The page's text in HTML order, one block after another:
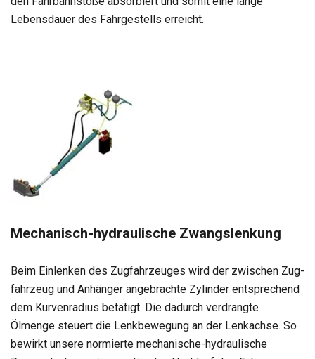
Lebens­dauer des Fahr­ge­stells erreicht.
Mecha­nisch-hydrau­li­sche Zwangs­len­kung
Beim Ein­len­ken des Zug­fahr­zeu­ges wird der zwi­schen Zug­
fahr­zeug und Anhän­ger ange­brachte Zylin­der ent­spre­chend
dem Kur­ven­ra­dius betä­tigt. Die dadurch ver­drängte
Ölmenge steu­ert die Lenk­be­we­gung an der Lenk­achse. So
bewirkt unsere nor­mierte mecha­ni­sche-hydrau­li­sche